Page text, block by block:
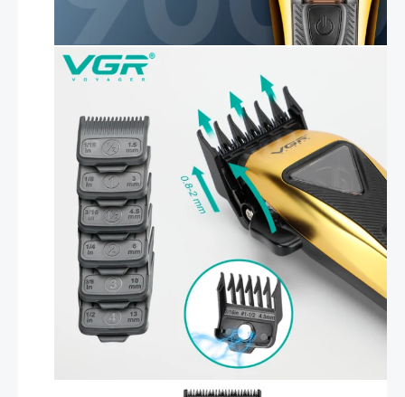
Леза з DLC-покриттям
Забезпечує до 120 хвилин без підзарядки